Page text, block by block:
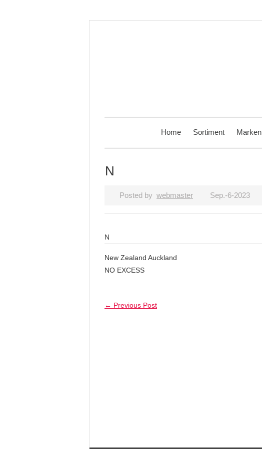
Home Sortiment Marken
N
Posted by webmaster Sep.-6-2023
N
New Zealand Auckland
NO EXCESS
← Previous Post